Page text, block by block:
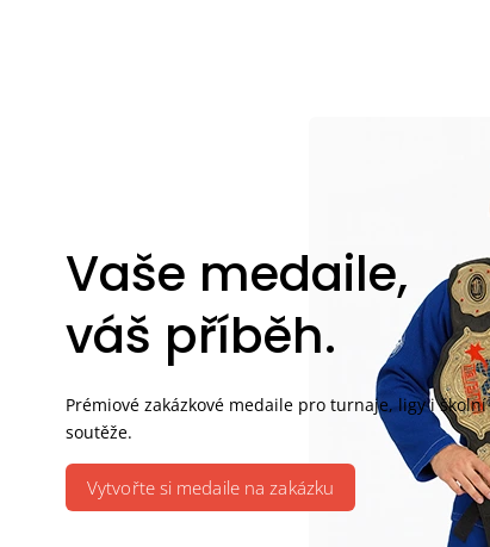
Vaše medaile,
váš příběh.
Prémiové zakázkové medaile pro turnaje, ligy i školní
soutěže.
Vytvořte si medaile na zakázku